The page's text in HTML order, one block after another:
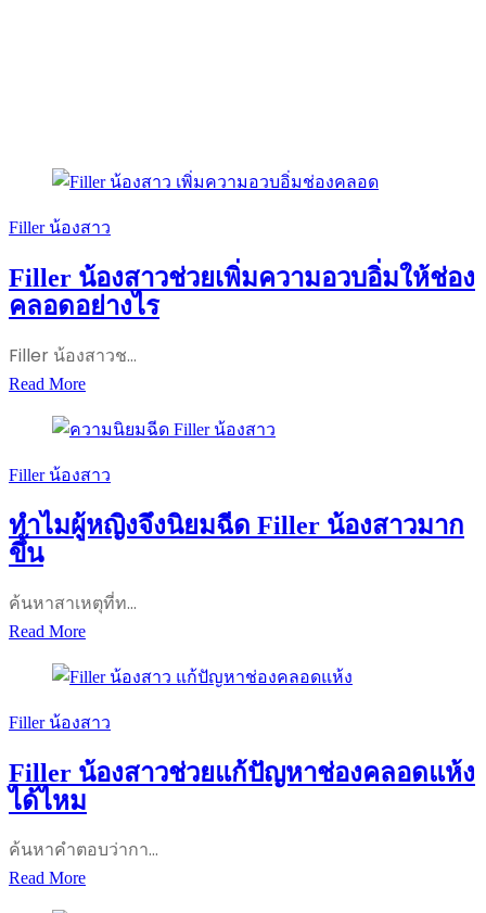
Filler น้องสาว
Filler น้องสาวช่วยเพิ่มความอวบอิ่มให้ช่อง
คลอดอย่างไร
Filler น้องสาวช…
Read MoreFiller
สาว
ช่วย
ความ
ให้
ช่อง
คลอด
Filler น้องสาว
ทำไมผู้หญิงจึงนิยมฉีด Filler น้องสาวมาก
ขึ้น
ค้นหาสาเหตุที่ท…
Read Moreทำไม
หญิง
จึง
ฉีด
Filler
สาว
มาก
Filler น้องสาว
Filler น้องสาวช่วยแก้ปัญหาช่องคลอดแห้ง
ได้ไหม
ค้นหาคำตอบว่ากา…
Read MoreFiller